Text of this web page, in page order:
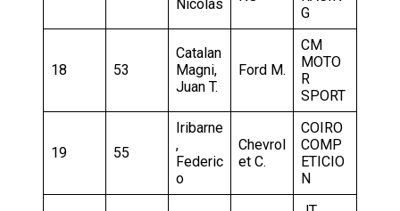
Nicolas
G
18 53
Catalan
Magni,
Juan T.
Ford M.
CM
MOTO
R
SPORT
19 55
Iribarne
,
Federic
o
Chevrol
et C.
COIRO
COMP
ETICIO
N